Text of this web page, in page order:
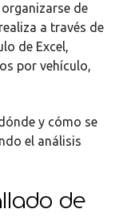
de
a través de
de Excel,
por vehículo,
y cómo se
el análisis
de